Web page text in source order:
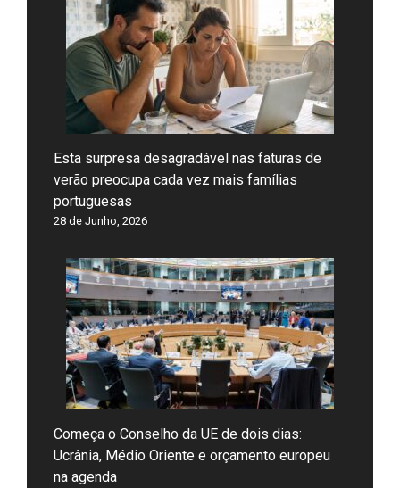
Esta surpresa desagradável nas faturas de
verão preocupa cada vez mais famílias
portuguesas
28 de Junho, 2026
Começa o Conselho da UE de dois dias:
Ucrânia, Médio Oriente e orçamento europeu
na agenda